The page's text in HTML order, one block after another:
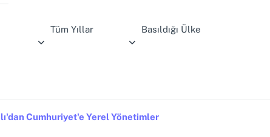
Tüm Yıllar Basıldığı Ülke
Cumhuriyet'e Yerel Yönetimler